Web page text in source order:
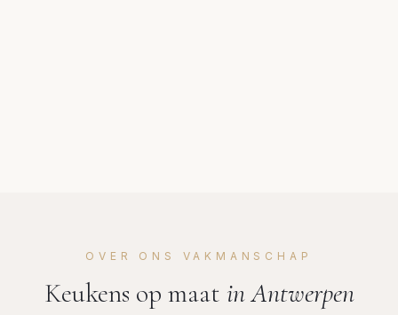
OVER ONS VAKMANSCHAP
Keukens op maat inAntwerpen